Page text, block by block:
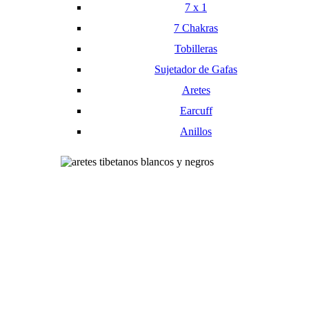
7 x 1
7 Chakras
Tobilleras
Sujetador de Gafas
Aretes
Earcuff
Anillos